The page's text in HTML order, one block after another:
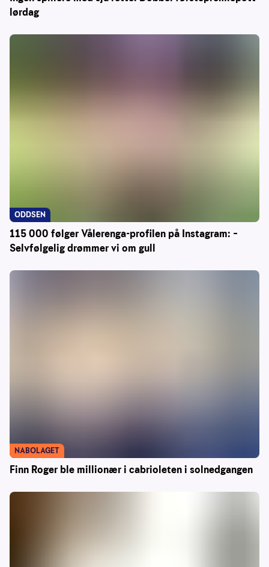
lørdag
115 000 følger Vålerenga-profilen på Instagram: –
Selvfølgelig drømmer vi om gull
ODDSEN
Finn Roger ble millionær i cabrioleten i solnedgangen
NABOLAGET